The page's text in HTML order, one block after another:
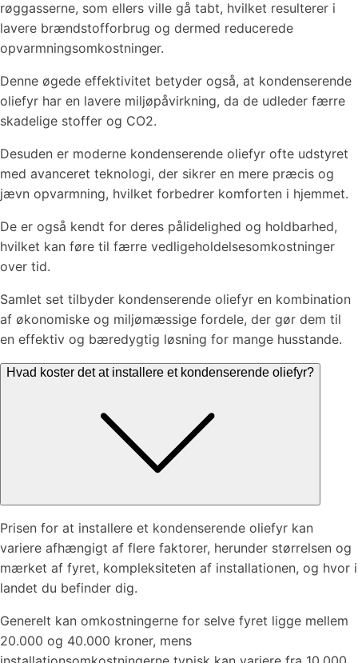
røggasserne, som ellers ville gå tabt, hvilket resulterer i
lavere brændstofforbrug og dermed reducerede
opvarmningsomkostninger.
Denne øgede effektivitet betyder også, at kondenserende
oliefyr har en lavere miljøpåvirkning, da de udleder færre
skadelige stoffer og CO2.
Desuden er moderne kondenserende oliefyr ofte udstyret
med avanceret teknologi, der sikrer en mere præcis og
jævn opvarmning, hvilket forbedrer komforten i hjemmet.
De er også kendt for deres pålidelighed og holdbarhed,
hvilket kan føre til færre vedligeholdelsesomkostninger
over tid.
Samlet set tilbyder kondenserende oliefyr en kombination
af økonomiske og miljømæssige fordele, der gør dem til
en effektiv og bæredygtig løsning for mange husstande.
Hvad koster det at installere et kondenserende oliefyr?
Prisen for at installere et kondenserende oliefyr kan
variere afhængigt af flere faktorer, herunder størrelsen og
mærket af fyret, kompleksiteten af installationen, og hvor i
landet du befinder dig.
Generelt kan omkostningerne for selve fyret ligge mellem
20.000 og 40.000 kroner, mens